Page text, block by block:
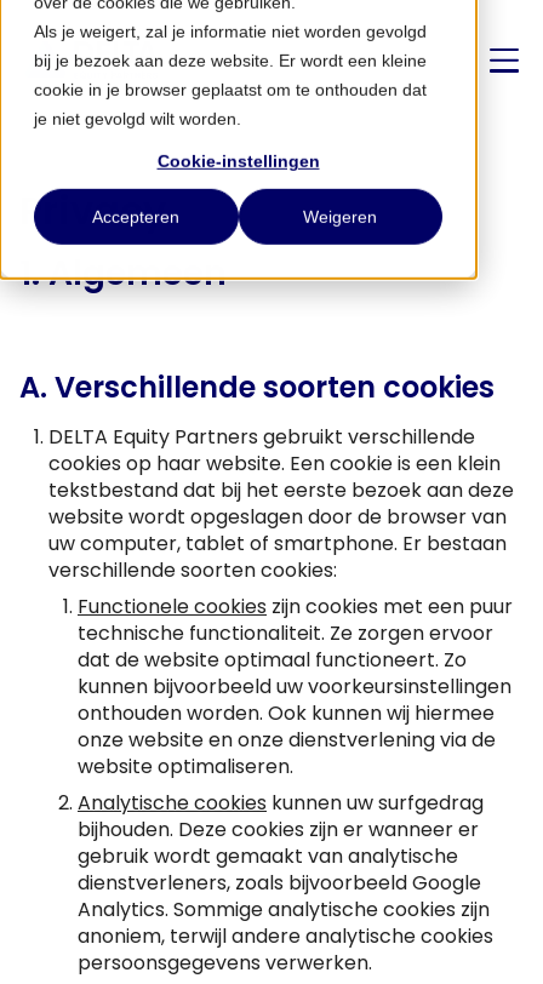
Als je weigert, zal je informatie niet worden gevolgd
bij je bezoek aan deze website. Er wordt een kleine
cookie in je browser geplaatst om te onthouden dat
je niet gevolgd wilt worden.
Cookie-instellingen
Accepteren Weigeren
Over ons
CONTACT
Privacy
1. Algemeen
A. Verschillende soorten cookies
DELTA Equity Partners gebruikt verschillende
cookies op haar website. Een cookie is een klein
tekstbestand dat bij het eerste bezoek aan deze
website wordt opgeslagen door de browser van
uw computer, tablet of smartphone. Er bestaan
verschillende soorten cookies:
Functionele cookies zijn cookies met een puur
technische functionaliteit. Ze zorgen ervoor
dat de website optimaal functioneert. Zo
kunnen bijvoorbeeld uw voorkeursinstellingen
onthouden worden. Ook kunnen wij hiermee
onze website en onze dienstverlening via de
website optimaliseren.
Analytische cookies kunnen uw surfgedrag
bijhouden. Deze cookies zijn er wanneer er
gebruik wordt gemaakt van analytische
dienstverleners, zoals bijvoorbeeld Google
Analytics. Sommige analytische cookies zijn
anoniem, terwijl andere analytische cookies
persoonsgegevens verwerken.